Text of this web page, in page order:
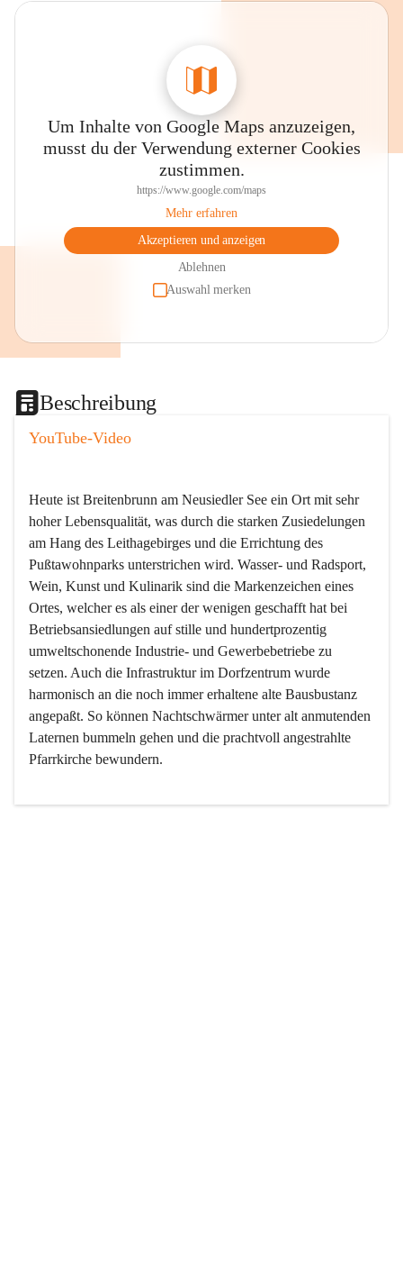
Um Inhalte von Google Maps anzuzeigen,
musst du der Verwendung externer Cookies
zustimmen.
https://www.google.com/maps
Mehr erfahren
Akzeptieren und anzeigen
Ablehnen
Auswahl merken
Beschreibung
YouTube-Video
Heute ist Breitenbrunn am Neusiedler See ein Ort mit sehr
hoher Lebensqualität, was durch die starken Zusiedelungen
am Hang des Leithagebirges und die Errichtung des
Pußtawohnparks unterstrichen wird. Wasser- und Radsport,
Wein, Kunst und Kulinarik sind die Markenzeichen eines
Ortes, welcher es als einer der wenigen geschafft hat bei
Betriebsansiedlungen auf stille und hundertprozentig
umweltschonende Industrie- und Gewerbebetriebe zu
setzen. Auch die Infrastruktur im Dorfzentrum wurde
harmonisch an die noch immer erhaltene alte Bausbustanz
angepaßt. So können Nachtschwärmer unter alt anmutenden
Laternen bummeln gehen und die prachtvoll angestrahlte
Pfarrkirche bewundern.
Der Weinbau dominert heute nicht mehr, ist aber integrativer